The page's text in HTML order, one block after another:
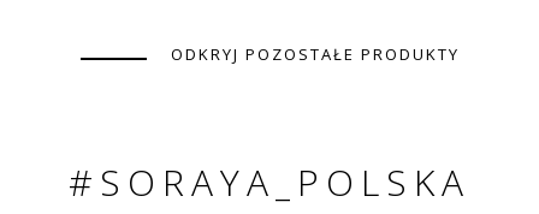
ODKRYJ POZOSTAŁE PRODUKTY
#SORAYA_POLSKA